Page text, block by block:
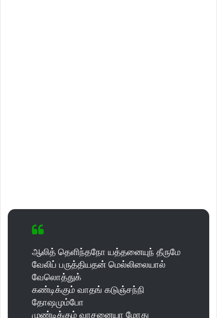
ஆலித் தெளிந்தநோ யத்தனையுந் தீருமே
வேலிப் பருத்தியதன் மெல்லிலையால்
வேலொத்துக்
கண்டிக்கும் வாதங் கடுஞ்சந்நி
தோஷமும்போ
முண்டிக்கும் வாசனையா மோது